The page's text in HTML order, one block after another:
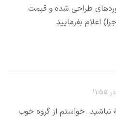
طراحی شده و قیمت
اعلام بفرمایید
نباشيد .خواستم از گروه خوب